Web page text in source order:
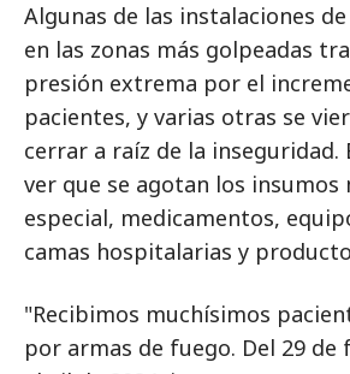
Algunas de las instalaciones
en las zonas más golpeadas
presión extrema por el
pacientes, y varias otras se
cerrar a raíz de la inseguridad.
ver que se agotan los insumos
especial, medicamentos,
camas hospitalarias y
"Recibimos muchísimos
por armas de fuego. Del 29 de